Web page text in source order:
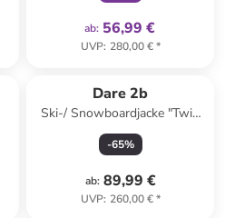
ab: 56,99 €
UVP: 280,00 €*
Dare 2b
Ski-/ Snowboardjacke "Twin
Tip" in Grau
-65%
ab: 89,99 €
UVP: 260,00 €*